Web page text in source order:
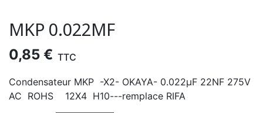
MKP 0.022ΜF
0,85 € TTC
Condensateur MKP -X2- OKAYA- 0.022µF 22NF 275V
AC ROHS 12X4 H10---remplace RIFA